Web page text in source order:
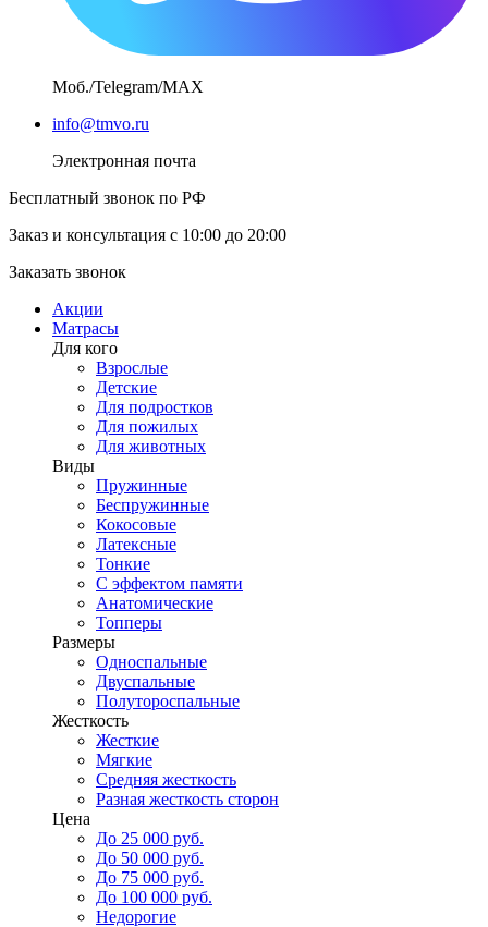
Моб./Telegram/MAX
info@tmvo.ru
Электронная почта
Бесплатный звонок по РФ
Заказ и консультация с 10:00 до 20:00
Заказать звонок
Акции
Матрасы
Для кого
Взрослые
Детские
Для подростков
Для пожилых
Для животных
Виды
Пружинные
Беспружинные
Кокосовые
Латексные
Тонкие
С эффектом памяти
Анатомические
Топперы
Размеры
Односпальные
Двуспальные
Полутороспальные
Жесткость
Жесткие
Мягкие
Средняя жесткость
Разная жесткость сторон
Цена
До 25 000 руб.
До 50 000 руб.
До 75 000 руб.
До 100 000 руб.
Недорогие